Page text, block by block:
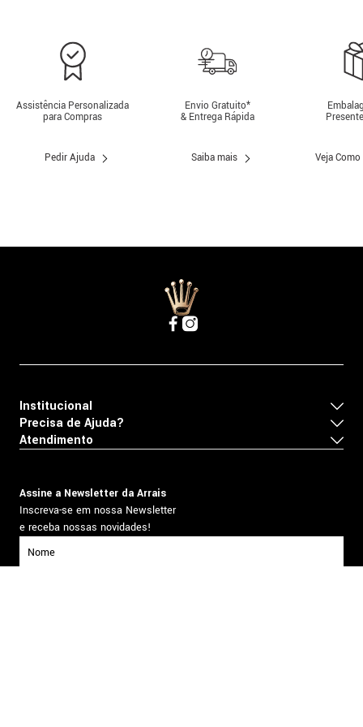
Assistência Personalizada
para Compras
Pedir Ajuda
Envio Gratuito*
& Entrega Rápida
Saiba mais Veja
Institucional
Precisa de Ajuda?
Atendimento
Assine a Newsletter da Arrais
Inscreva-se em nossa Newsletter
e receba nossas novidades!